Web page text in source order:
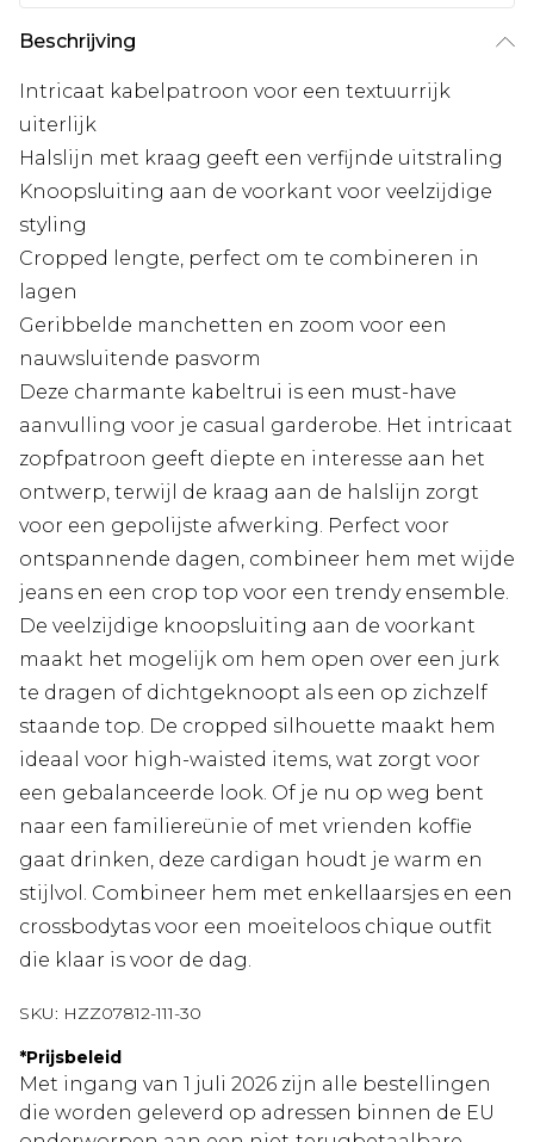
Beschrijving
Intricaat kabelpatroon voor een textuurrijk
uiterlijk
Halslijn met kraag geeft een verfijnde uitstraling
Knoopsluiting aan de voorkant voor veelzijdige
styling
Cropped lengte, perfect om te combineren in
lagen
Geribbelde manchetten en zoom voor een
nauwsluitende pasvorm
Deze charmante kabeltrui is een must-have
aanvulling voor je casual garderobe. Het intricaat
zopfpatroon geeft diepte en interesse aan het
ontwerp, terwijl de kraag aan de halslijn zorgt
voor een gepolijste afwerking. Perfect voor
ontspannende dagen, combineer hem met wijde
jeans en een crop top voor een trendy ensemble.
De veelzijdige knoopsluiting aan de voorkant
maakt het mogelijk om hem open over een jurk
te dragen of dichtgeknoopt als een op zichzelf
staande top. De cropped silhouette maakt hem
ideaal voor high-waisted items, wat zorgt voor
een gebalanceerde look. Of je nu op weg bent
naar een familiereünie of met vrienden koffie
gaat drinken, deze cardigan houdt je warm en
stijlvol. Combineer hem met enkellaarsjes en een
crossbodytas voor een moeiteloos chique outfit
die klaar is voor de dag.
SKU: HZZ07812-111-30
*Prijsbeleid
Met ingang van 1 juli 2026 zijn alle bestellingen
die worden geleverd op adressen binnen de EU